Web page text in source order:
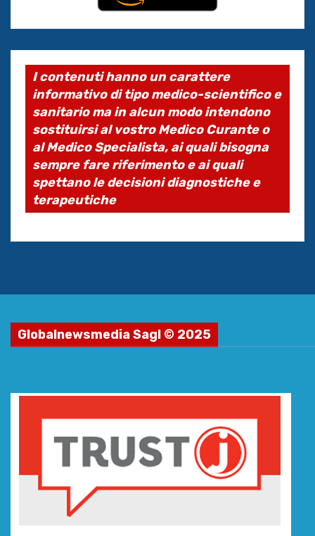
I contenuti hanno un carattere
informativo di tipo medico-scientifico e
sanitario ma in alcun modo intendono
sostituirsi al vostro Medico Curante o
al Medico Specialista, ai quali bisogna
sempre fare riferimento e ai quali
spettano le decisioni diagnostiche e
terapeutiche
Globalnewsmedia Sagl © 2025